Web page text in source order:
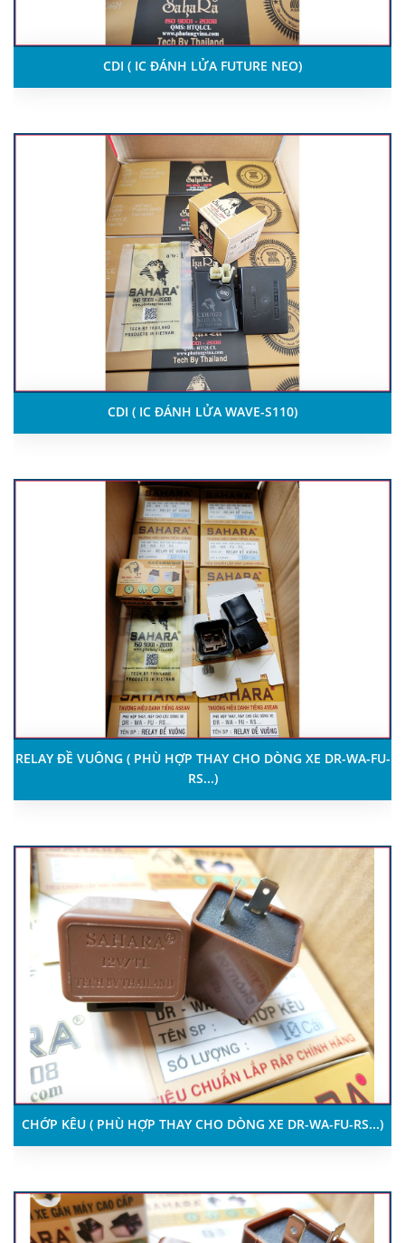
CDI ( IC ĐÁNH LỬA FUTURE NEO)
CDI ( IC ĐÁNH LỬA WAVE-S110)
RELAY ĐỀ VUÔNG ( PHÙ HỢP THAY CHO DÒNG XE DR-WA-FU-
RS...)
CHỚP KÊU ( PHÙ HỢP THAY CHO DÒNG XE DR-WA-FU-RS...)